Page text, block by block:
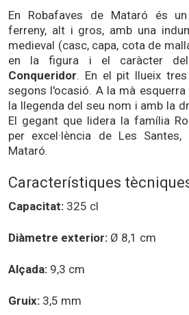
En Robafaves de Mataró és
ferreny, alt i gros, amb una
medieval (casc, capa, cota de
en la figura i el caràcter
Conqueridor. En el pit llueix
segons l'ocasió. A la mà
la llegenda del seu nom i amb la
El gegant que lidera la família
per excel·lència de Les
Mataró.
Característiques
Capacitat: 325 cl
Diàmetre exterior: Ø 8,1 cm
Alçada: 9,3 cm
Gruix: 3,5 mm